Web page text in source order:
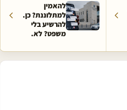
להאמין
למתלוננת? כן.
להרשיע בלי
משפט? לא.